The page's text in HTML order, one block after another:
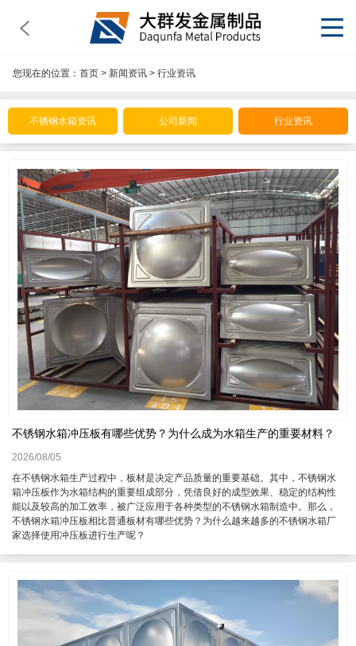
您现在的位置： 首页> 新闻资讯> 行业资讯
不锈钢水箱资讯 公司新闻 行业资讯
不锈钢水箱冲压板有哪些优势？为什么成为水箱生产的重要材料？
2026/08/05
在不锈钢水箱生产过程中，板材是决定产品质量的重要基础。其中，不锈钢水
箱冲压板作为水箱结构的重要组成部分，凭借良好的成型效果、稳定的结构性
能以及较高的加工效率，被广泛应用于各种类型的不锈钢水箱制造中。那么，
不锈钢水箱冲压板相比普通板材有哪些优势？为什么越来越多的不锈钢水箱厂
家选择使用冲压板进行生产呢？